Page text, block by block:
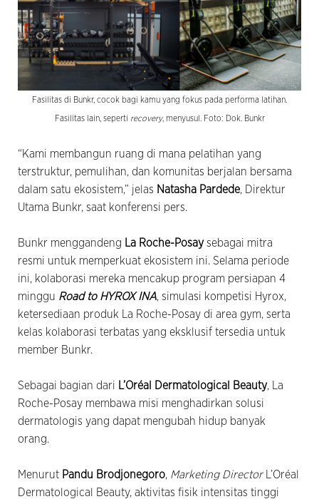
Fasilitas di Bunkr, cocok bagi kamu yang fokus pada performa latihan.
Fasilitas lain, seperti recovery, menyusul. Foto: Dok. Bunkr
“Kami membangun ruang di mana pelatihan yang
terstruktur, pemulihan, dan komunitas berjalan bersama
dalam satu ekosistem,” jelas Natasha Pardede, Direktur
Utama Bunkr, saat konferensi pers.
Bunkr menggandeng La Roche-Posaysebagai mitra
resmi untuk memperkuat ekosistem ini. Selama periode
ini, kolaborasi mereka mencakup program persiapan 4
minggu Road to HYROX INA, simulasi kompetisi Hyrox,
ketersediaan produk La Roche-Posay di area gym, serta
kelas kolaborasi terbatas yang eksklusif tersedia untuk
member Bunkr.
Sebagai bagian dari L’Oréal Dermatological Beauty, La
Roche-Posay membawa misi menghadirkan solusi
dermatologis yang dapat mengubah hidup banyak
orang.
Menurut Pandu Brodjonegoro, Marketing DirectorL’Oréal
Dermatological Beauty, aktivitas fisik intensitas tinggi